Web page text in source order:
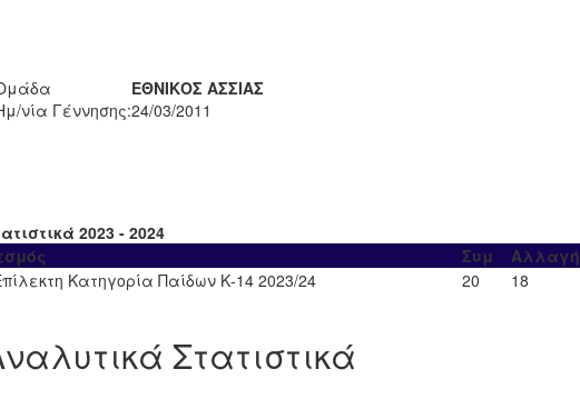
ΕΘΝΙΚΟΣ ΑΣΣΙΑΣ
νία Γέννησης:24/03/2011
2023 - 2024
Συμ Αλλαγή
Κατηγορία Παίδων Κ-14 2023/24
20 18
Στατιστικά